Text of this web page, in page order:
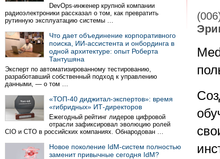
DevOps-инженер крупной компании
радиоэлектроники рассказал о том, как превратить
рутинную эксплуатацию системы …
Что дает объединение корпоративного
поиска, ИИ-ассистента и онбординга в
одной архитектуре: опыт Роберта
Тантушяна
Эксперт по автоматизированному тестированию,
разработавший собственный подход к управлению
данными, — о том …
«ТОП-40 диджитал-экспертов»: время
«гибридных» ИТ-директоров
Ежегодный рейтинг лидеров цифровой
отрасли зафиксировал эволюцию ролей
CIO и CTO в российских компаниях. Обнародован …
Новое поколение IdM-систем полностью
заменит привычные сегодня IdM?